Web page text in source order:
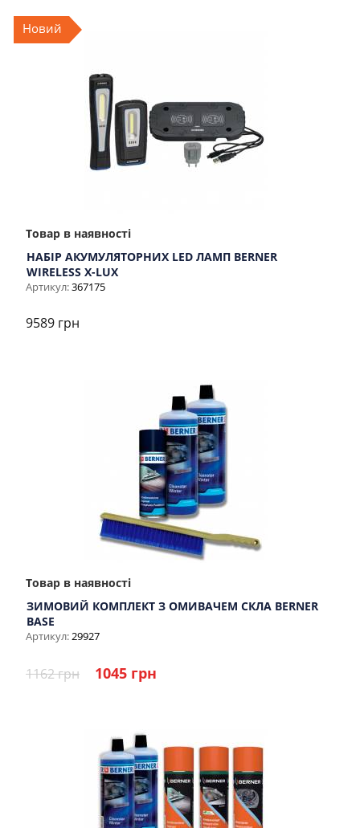
Новий
Товар в наявності
НАБІР АКУМУЛЯТОРНИХ LED ЛАМП BERNER
WIRELESS X-LUX
Артикул:367175
9589 грн
Товар в наявності
ЗИМОВИЙ КОМПЛЕКТ З ОМИВАЧЕМ СКЛА BERNER
BASE
Артикул:29927
1162 грн 1045 грн